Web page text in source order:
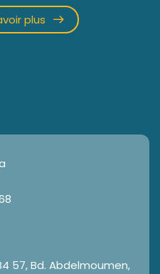
plus
57, Bd. Abdelmoumen,